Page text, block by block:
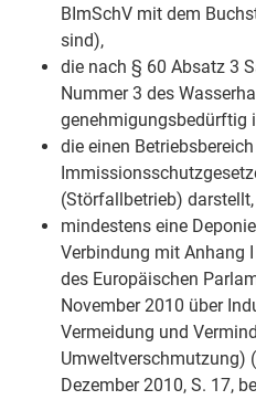
BImSchV mit dem
sind),
die nach § 60 Absatz 3
Nummer 3 des
genehmigungsbedürftig
die einen
(Störfallbetrieb) darstellt,
mindestens eine
Verbindung mit Anhang
des Europäischen
November 2010 über
Vermeidung und
Umweltverschmutzung)
Dezember 2010, S. 17,